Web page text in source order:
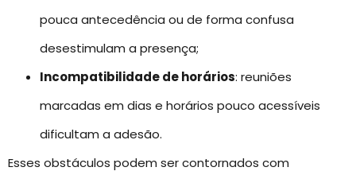
pouca antecedência ou de forma confusa
desestimulam a presença;
Incompatibilidade de horários: reuniões
marcadas em dias e horários pouco acessíveis
dificultam a adesão.
Esses obstáculos podem ser contornados com